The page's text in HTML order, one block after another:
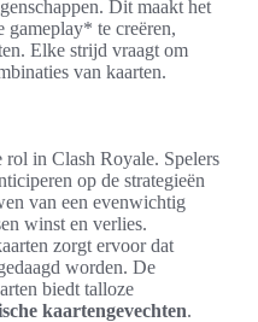
Dit maakt het
te creëren,
Elke strijd vraagt om
van kaarten.
in Clash Royale. Spelers
op de strategieën
van een evenwichtig
winst en verlies.
zorgt ervoor dat
worden. De
biedt talloze
kaartengevechten.